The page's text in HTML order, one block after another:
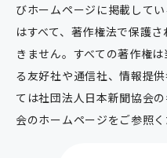
びホームページに掲載して
はすべて、著作権法で保護
きません。すべての著作権
る友好社や通信社、情報提
ては社団法人日本新聞協会
会のホームページをご参照く